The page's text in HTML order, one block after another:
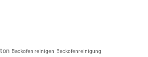
Backofen reinigen Backofenreinigung